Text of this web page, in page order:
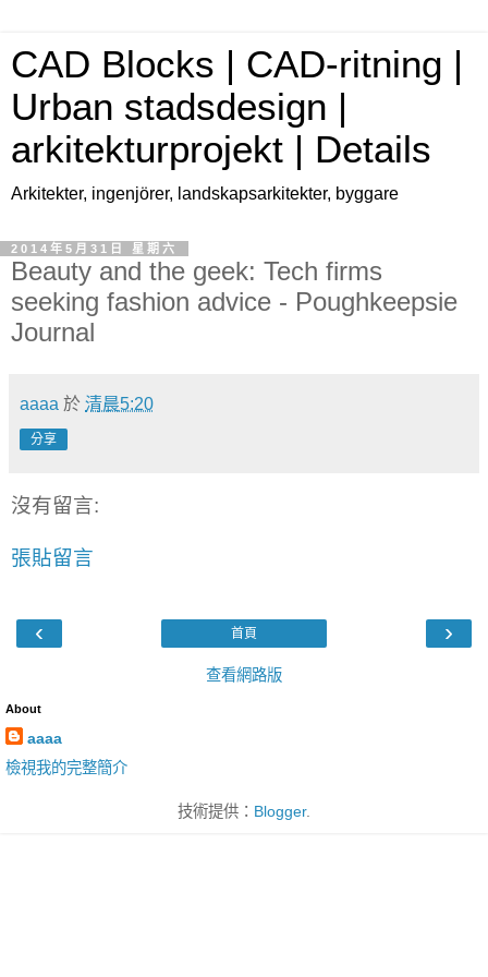
CAD Blocks | CAD-ritning |
Urban stadsdesign |
arkitekturprojekt | Details
Arkitekter, ingenjörer, landskapsarkitekter, byggare
2014年5月31日 星期六
Beauty and the geek: Tech firms
seeking fashion advice - Poughkeepsie
Journal
aaaa 於 清晨5:20
分享
沒有留言:
張貼留言
‹ ›
首頁
查看網路版
About
aaaa
檢視我的完整簡介
技術提供： Blogger.